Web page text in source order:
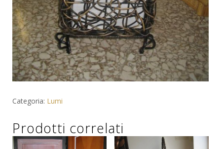
Categoria: Lumi
Prodotti correlati